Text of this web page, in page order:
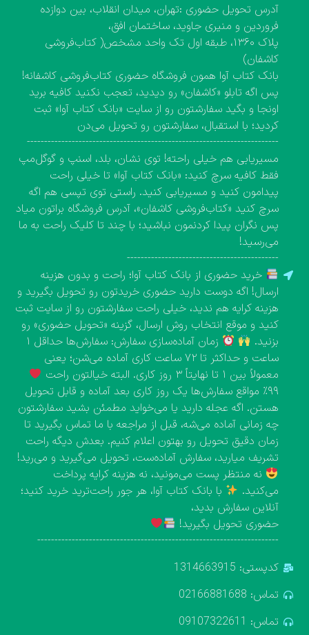
آدرس تحویل حضوری :تهران، میدان انقلاب، بین دوازده
فروردین و منیری جاوید، ساختمان افق،
پلاک ۱۳۶۰، طبقه اول تک واحد مشخص( کتاب‌فروشی
کاشفان)
بانک کتاب آوا همون فروشگاه حضوری کتاب‌فروشی کاشفانه!
پس اگه تابلو «کاشفان» رو دیدید، تعجب نکنید کافیه برید
اونجا و بگید سفارشتون رو از سایت «بانک کتاب آوا» ثبت
کردید؛ با استقبال، سفارشتون رو تحویل می‌دن
-------------------------------------------------------------------------
مسیریابی هم خیلی راحته! توی نشان، بلد، اسنپ و گوگل‌مپ
فقط کافیه سرچ کنید: «بانک کتاب آوا» تا خیلی راحت
پیدامون کنید و مسیریابی کنید. راستی توی تپسی هم اگه
سرچ کنید «کتاب‌فروشی کاشفان»، آدرس فروشگاه براتون میاد
پس نگران پیدا کردنمون نباشید؛ با چند تا کلیک راحت به ما
می‌رسید!
--------------------------------------------
خرید حضوری از بانک کتاب آوا؛ راحت و بدون هزینه
ارسال! اگه دوست دارید حضوری خریدتون رو تحویل بگیرید و
هزینه کرایه هم ندید، خیلی راحت سفارشتون رو از سایت ثبت
کنید و موقع انتخاب روش ارسال، گزینه «تحویل حضوری» رو
بزنید.
زمان آماده‌سازی سفارش: سفارش‌ها حداقل ۱
ساعت و حداکثر تا ۷۲ ساعت کاری آماده می‌شن؛ یعنی
معمولاً بین ۱ تا نهایتاً ۳ روز کاری. البته خیالتون راحت
۹۹٪ مواقع سفارش‌ها یک روز کاری بعد آماده و قابل تحویل
هستن. اگه عجله دارید یا می‌خواید مطمئن بشید سفارشتون
چه زمانی آماده می‌شه، قبل از مراجعه با ما تماس بگیرید تا
زمان دقیق تحویل رو بهتون اعلام کنیم. بعدش دیگه راحت
تشریف میارید، سفارش آماده‌ست، تحویل می‌گیرید و می‌رید!
نه منتظر پست می‌مونید، نه هزینه کرایه پرداخت
می‌کنید.
با بانک کتاب آوا، هر جور راحت‌ترید خرید کنید؛
آنلاین سفارش بدید،
حضوری تحویل بگیرید!
----------------------------------------------------------------------
کدپستی: 1314663915
تماس: 02166881688
تماس: 09107322611